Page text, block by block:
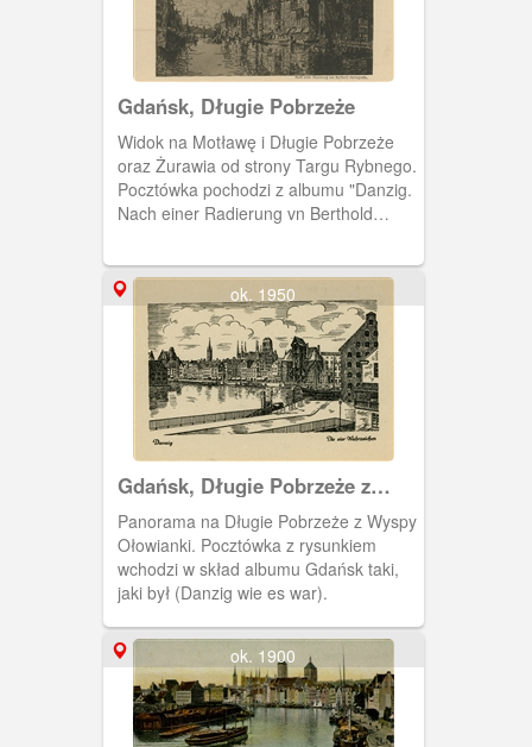
Gdańsk, Długie Pobrzeże
Widok na Motławę i Długie Pobrzeże
oraz Żurawia od strony Targu Rybnego.
Pocztówka pochodzi z albumu "Danzig.
Nach einer Radierung vn Berthold
pocztówek, będących przedrukiem
akwafort znanego malarza (związanego
z Gdańskiem) Bertholda Hellingratha.
ok. 1950
Gdańsk, Długie Pobrzeże z
Ołowianki
Panorama na Długie Pobrzeże z Wyspy
Ołowianki. Pocztówka z rysunkiem
wchodzi w skład albumu Gdańsk taki,
jaki był (Danzig wie es war).
ok. 1900